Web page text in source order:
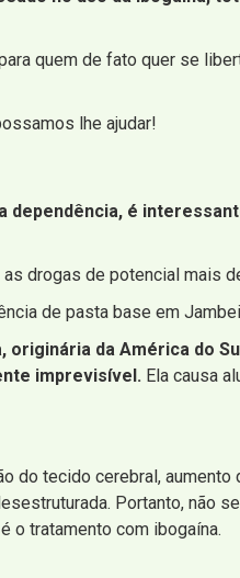
quem de fato quer se
lhe ajudar!
é
drogas de potencial mais
de pasta base em
da América do
imprevisível. Ela causa
do tecido cerebral,
Portanto, não
o tratamento com ibogaína.